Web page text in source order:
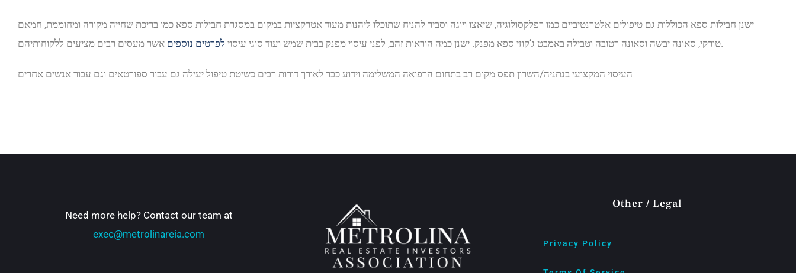
ישנן חבילות ספא הכוללות גם טיפולים אלטרנטיביים כמו רפלקסולוגיה, שיאצו ויוגה וסביר להניח שתוכלו ליהנות מעוד אטרקציות במקום במסגרת חבילות ספא כמו בריכת שחייה מקורה ומחוממת, חמאם
טורקי, סאונה יבשה וסאונה רטובה וטבילה באמבט ג’קוזי ספא מפנק. ישנן כמה הוראות זהב, לפני עיסוי מפנק בבית שמש ועוד סוגי עיסוי לפרטים נוספים אשר מעסים רבים מציעים ללקוחותיהם.
העיסוי המקצועי בנתניה/השרון תפס מקום רב בתחום הרפואה המשלימה וידוע כבר לאורך דורות רבים כשיטת טיפול יעילה גם עבור ספורטאים וגם עבור אנשים אחרים
Need more help? Contact our team at
exec@metrolinareia.com
Other / Legal
Privacy Policy